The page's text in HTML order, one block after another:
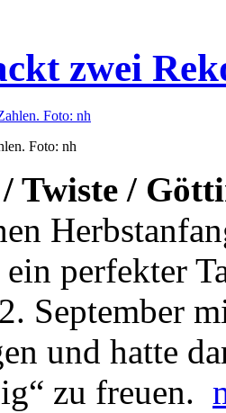
zwei
Foto: nh
Twiste /
perfekter
September
und hatte
zu freuen.